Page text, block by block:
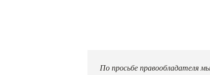
По просьбе правообладателя